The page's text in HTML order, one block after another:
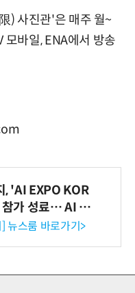
) 사진관'은 매주 월~
모바일, ENA에서 방송
, 'AI EXPO KOR
가 성료… AI 전
우르는 통합 솔루
뉴스룸 바로가기>